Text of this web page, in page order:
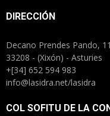
DIRECCIÓN
Decano Prendes Pando, 11
33208 - (Xixón) - Asturies
+[34] 652 594 983
info@lasidra.net/lasidra
COL SOFITU DE LA